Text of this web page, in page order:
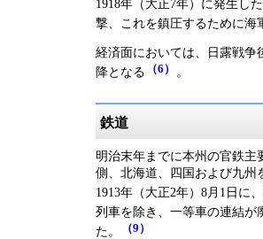
1918年（大正7年）に発生し
撃、これを鎮圧するために海
経済面においては、日露戦争
降となる （6） 。
鉄道
明治末年までに本州の官鉄
側、北海道、四国および九
1913年（大正2年）8月1日に
列車を除き、一等車の連結が
た。
（9）